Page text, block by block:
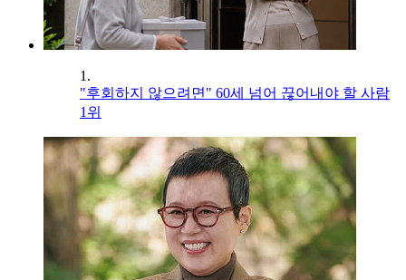
1.
"후회하지 않으려면" 60세 넘어 끊어내야 할 사람
1위